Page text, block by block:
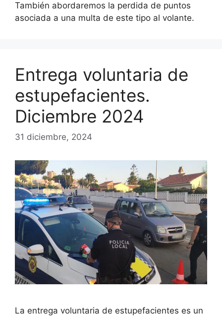
También abordaremos la perdida de puntos
asociada a una multa de este tipo al volante.
Entrega voluntaria de
estupefacientes.
Diciembre 2024
31 diciembre, 2024
La entrega voluntaria de estupefacientes es un